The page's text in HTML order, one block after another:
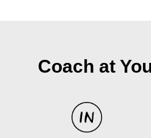
Coach at